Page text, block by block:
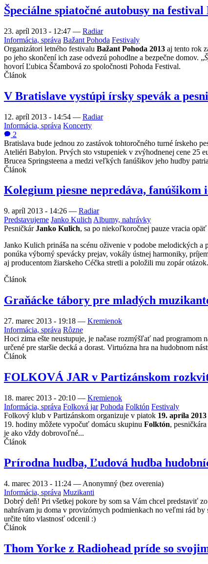
Špeciálne spiatočné autobusy na festival
23. apríl 2013 - 12:47 — Radiar
Informácia, správa Bažant Pohoda Festivaly
Organizátori letného festivalu Bažant Pohoda 2013 aj tento rok
po jeho skončení ich zase odvezú pohodlne a bezpečne domov. „
hovorí Ľubica Ščambová zo spoločnosti Pohoda Festival.
Článok
V Bratislave vystúpi írsky spevák a
12. apríl 2013 - 14:54 — Radiar
Informácia, správa Koncerty
2
Bratislava bude jednou zo zastávok tohtoročného turné írskeho
Ateliéri Babylon. Prvých sto vstupeniek v zvýhodnenej cene 25
Brucea Springsteena a medzi veľkých fanúšikov jeho hudby
Článok
Kolegium piesne nepredáva, fanúšikom
9. apríl 2013 - 14:26 — Radiar
Predstavujeme Janko Kulich Albumy, nahrávky
PesničkárJanko Kulich, sa po niekoľkoročnej pauze vracia
Janko Kulich prináša na scénu oživenie v podobe melodických
ponúka výborný spevácky prejav, vokály ústnej harmoniky,
aj producentom žiarskeho Céčka stretli a položili mu zopár otázok.
Článok
Graňácke tábory pre mladých
27. marec 2013 - 19:18 — Kremienok
Informácia, správa Rôzne
Hoci zima ešte neustupuje, je načase rozmýšľať nad
určené pre staršie decká a dorast. Virtuózna hra na hudobnom
Článok
FOLKOVÁ JAR v Partizánskom
18. marec 2013 - 20:10 — Kremienok
Informácia, správa Folková jar Pohoda Folktón Festivaly
Folkový klub v Partizánskom organizuje v piatok 19. apríla 2013
19. hodiny môžete vypočuť domácu skupinu Folktón, pesničkára
je ako vždy dobrovoľné...
Článok
Prírodna hudba, Ľudová hudba
4. marec 2013 - 11:24 — Anonymný (bez overenia)
Informácia, správa Muzikanti
Dobrý deň! Pri všetkej pokore by som sa Vám chcel predstaviť
nahrávam ju doma v provizórnych podmienkach no veľmi rád
určite túto vlastnosť odcenil :)
Článok
Thom Yorke z Radiohead príde so